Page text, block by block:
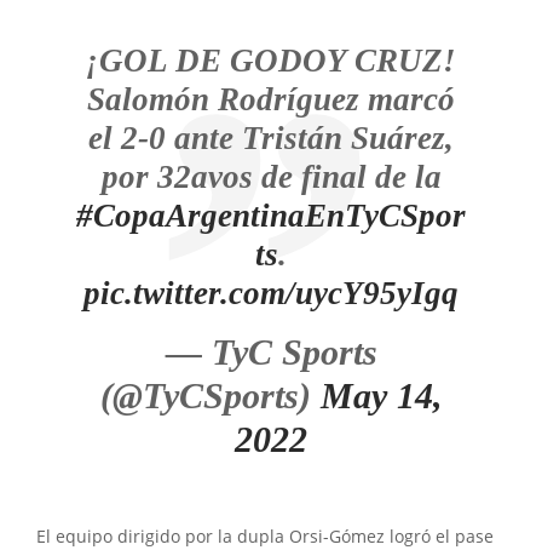
¡GOL DE GODOY CRUZ!
Salomón Rodríguez marcó
el 2-0 ante Tristán Suárez,
por 32avos de final de la
#CopaArgentinaEnTyCSpor
ts.
pic.twitter.com/uycY95yIgq
— TyC Sports
(@TyCSports) May 14,
2022
El equipo dirigido por la dupla Orsi-Gómez logró el pase